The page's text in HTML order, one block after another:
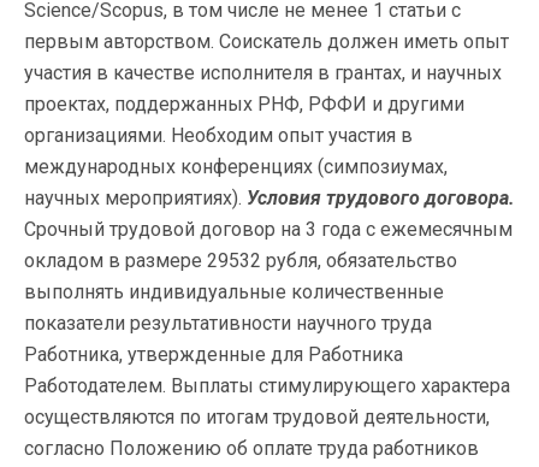
Science/Scopus, в том числе не менее 1 статьи с
первым авторством. Соискатель должен иметь опыт
участия в качестве исполнителя в грантах, и научных
проектах, поддержанных РНФ, РФФИ и другими
организациями. Необходим опыт участия в
международных конференциях (симпозиумах,
научных мероприятиях). Условия трудового договора.
Срочный трудовой договор на 3 года с ежемесячным
окладом в размере 29532 рубля, обязательство
выполнять индивидуальные количественные
показатели результативности научного труда
Работника, утвержденные для Работника
Работодателем. Выплаты стимулирующего характера
осуществляются по итогам трудовой деятельности,
согласно Положению об оплате труда работников